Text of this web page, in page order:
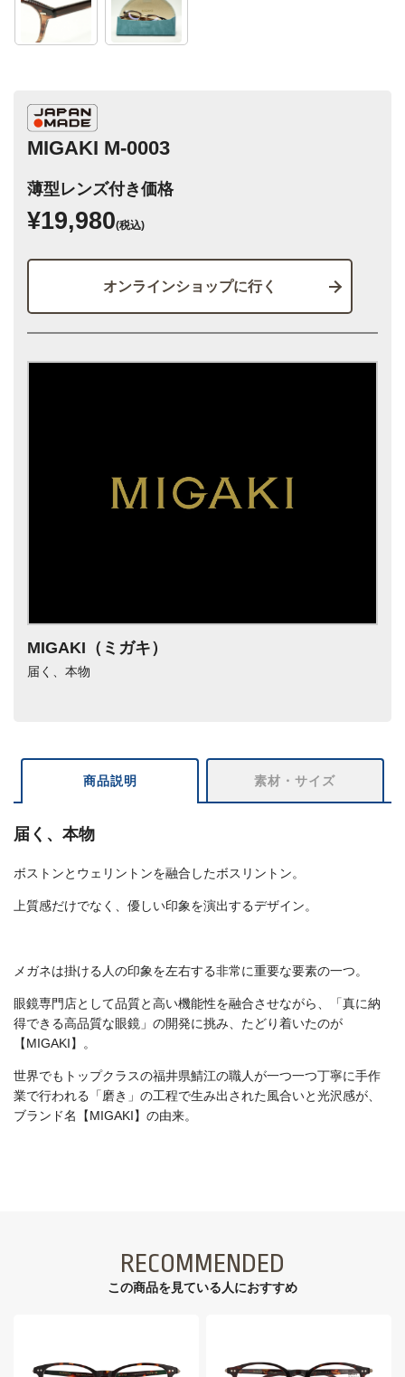
MIGAKI M-0003
薄型レンズ付き価格
¥19,980(税込)
オンラインショップに行く
MIGAKI（ミガキ）
届く、本物
商品説明 素材・サイズ
届く、本物
ボストンとウェリントンを融合したボスリントン。
上質感だけでなく、優しい印象を演出するデザイン。
メガネは掛ける人の印象を左右する非常に重要な要素の一つ。
眼鏡専門店として品質と高い機能性を融合させながら、「真に納
得できる高品質な眼鏡」の開発に挑み、たどり着いたのが
【MIGAKI】。
世界でもトップクラスの福井県鯖江の職人が一つ一つ丁寧に手作
業で行われる「磨き」の工程で生み出された風合いと光沢感が、
ブランド名【MIGAKI】の由来。
RECOMMENDED
この商品を見ている⼈におすすめ